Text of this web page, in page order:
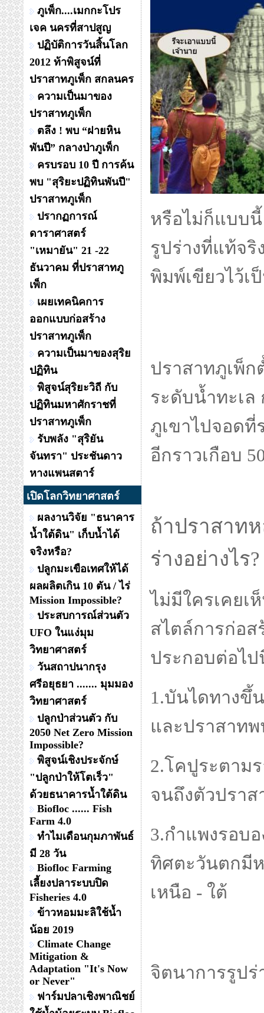
ภูเพ็ก....เมกกะโปร
เจค นครที่สาปสูญ
ปฏิบัติการวันสิ้นโลก
2012 ท้าพิสูจน์ที่
ปราสาทภูเพ็ก สกลนคร
ความเป็นมาของ
ปราสาทภูเพ็ก
ตลึง ! พบ “ฝายหิน
พันปี” กลางป่าภูเพ็ก
ครบรอบ 10 ปี การค้น
พบ "สุริยะปฏิทินพันปี"
ปราสาทภูเพ็ก
ปรากฏการณ์
ดาราศาสตร์
"เหมายัน" 21 -22
ธันวาคม ที่ปราสาทภู
เพ็ก
เผยเทคนิคการ
ออกแบบก่อสร้าง
ปราสาทภูเพ็ก
ความเป็นมาของสุริย
ปฏิทิน
พิสูจน์สุริยะวิถี กับ
ปฏิทินมหาศักราชที่
ปราสาทภูเพ็ก
รับพลัง "สุริยัน
จันทรา" ประชันดาว
หางแพนสตาร์
เปิดโลกวิทยาศาสตร์
ผลงานวิจัย "ธนาคาร
น้ำใต้ดิน" เก็บน้ำได้
จริงหรือ?
ปลูกมะเขือเทศให้ได้
ผลผลิตเกิน 10 ตัน / ไร่
Mission Impossible?
ประสบการณ์ส่วนตัว
UFO ในแง่มุม
วิทยาศาสตร์
วันสถาปนากรุง
ศรีอยุธยา ....... มุมมอง
วิทยาศาสตร์
ปลูกป่าส่วนตัว กับ
2050 Net Zero Mission
Impossible?
พิสูจน์เชิงประจักษ์
"ปลูกป่าให้โตเร็ว"
ด้วยธนาคารน้ำใต้ดิน
Biofloc ...... Fish
Farm 4.0
ทำไมเดือนกุมภาพันธ์
มี 28 วัน
Biofloc Farming
เลี้ยงปลาระบบปิด
Fisheries 4.0
ข้าวหอมมะลิใช้น้ำ
น้อย 2019
Climate Change
Mitigation &
Adaptation "It's Now
or Never"
ฟาร์มปลาเชิงพาณิชย์
หรือไม่ก็แบบนี้
รูปร่างที่แท้จริ
พิมพ์เขียวไว้เ
ระดับน้ำทะเ
ภูเขาไปจอดที่
อีกราวเกือบ
ถ้าปราสาทห